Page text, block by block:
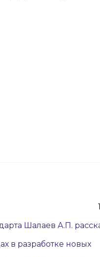
Шалаев А.П.
в разработке новых